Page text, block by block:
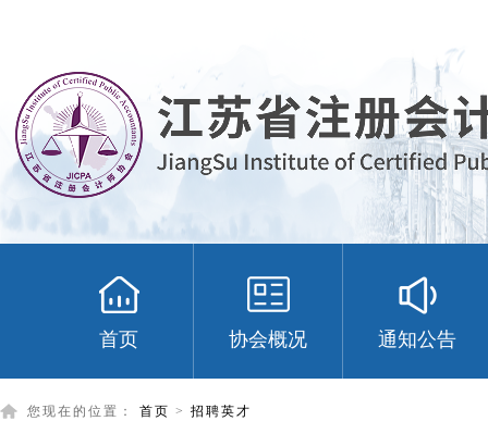
首页 协会概况 通知公告
您现在的位置： 首页 > 招聘英才